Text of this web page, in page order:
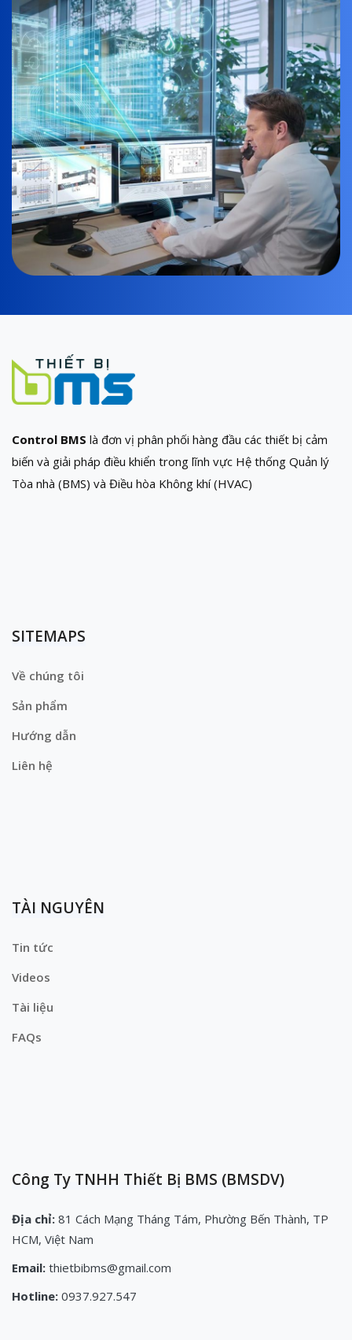
Control BMS là đơn vị phân phối hàng đầu các thiết bị cảm
biến và giải pháp điều khiển trong lĩnh vực Hệ thống Quản lý
Tòa nhà (BMS) và Điều hòa Không khí (HVAC)
SITEMAPS
Về chúng tôi
Sản phẩm
Hướng dẫn
Liên hệ
TÀI NGUYÊN
Tin tức
Videos
Tài liệu
FAQs
Công Ty TNHH Thiết Bị BMS (BMSDV)
Địa chỉ: 81 Cách Mạng Tháng Tám, Phường Bến Thành, TP
HCM, Việt Nam
Email: thietbibms@gmail.com
Hotline: 0937.927.547